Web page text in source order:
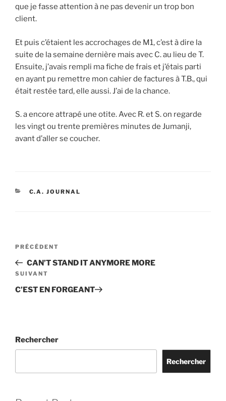
que je fasse attention à ne pas devenir un trop bon
client.
Et puis c’étaient les accrochages de M1, c’est à dire la
suite de la semaine dernière mais avec C. au lieu de T.
Ensuite, j’avais rempli ma fiche de frais et j’étais parti
en ayant pu remettre mon cahier de factures à T.B., qui
était restée tard, elle aussi. J’ai de la chance.
S. a encore attrapé une otite. Avec R. et S. on regarde
les vingt ou trente premières minutes de Jumanji,
avant d’aller se coucher.
CATÉGORIES
C.A. JOURNAL
Navigation
l’article
Article
précédent
PRÉCÉDENT
CAN’T STAND IT ANYMORE MORE
Article
suivant
SUIVANT
C’EST EN FORGEANT
Rechercher
Rechercher